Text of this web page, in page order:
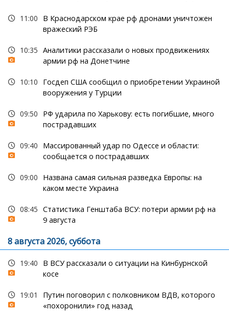
11:00
В Краснодарском крае рф дронами уничтожен
вражеский РЭБ
10:35 Аналитики рассказали о новых продвижениях
армии рф на Донетчине
10:10
Госдеп США сообщил о приобретении Украиной
вооружения у Турции
09:50
РФ ударила по Харькову: есть погибшие, много
пострадавших
09:40
Массированный удар по Одессе и области:
сообщается о пострадавших
09:00
Названа самая сильная разведка Европы: на
каком месте Украина
08:45 Статистика Генштаба ВСУ: потери армии рф на
9 августа
8 августа 2026, суббота
19:40
В ВСУ рассказали о ситуации на Кинбурнской
косе
19:01
Путин поговорил с полковником ВДВ, которого
«похоронили» год назад